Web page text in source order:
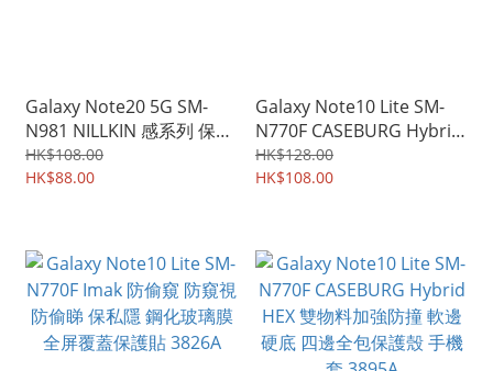
Galaxy Note20 5G SM-
N981 NILLKIN 感系列 保護
軟套 手機軟殼Case 4210A
HK$108.00
HK$88.00
Galaxy Note10 Lite SM-
N770F CASEBURG Hybrid
R 磁貼指環扣 座枱支架 四
邊全包手機殼 手機套
HK$128.00
HK$108.00